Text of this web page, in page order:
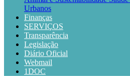
Urbanos
Finanças
SERVIÇOS
Transparência
Legislação
Diário Oficial
Webmail
1DOC